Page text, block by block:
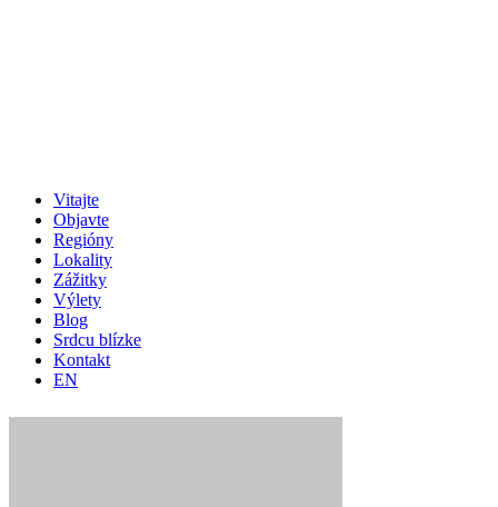
Vitajte
Objavte
Regióny
Lokality
Zážitky
Výlety
Blog
Srdcu blízke
Kontakt
EN